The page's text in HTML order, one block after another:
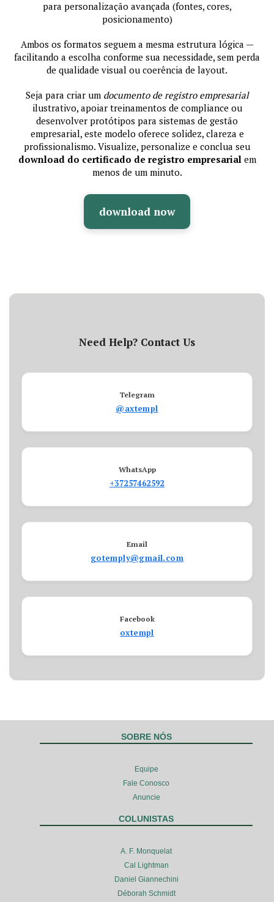
para personalização avançada (fontes, cores,
posicionamento)
Ambos os formatos seguem a mesma estrutura lógica —
facilitando a escolha conforme sua necessidade, sem perda
de qualidade visual ou coerência de layout.
Seja para criar um documento de registro empresarial
ilustrativo, apoiar treinamentos de compliance ou
desenvolver protótipos para sistemas de gestão
empresarial, este modelo oferece solidez, clareza e
profissionalismo. Visualize, personalize e conclua seu
download do certificado de registro empresarial em
menos de um minuto.
download now
Need Help? Contact Us
Telegram
@axtempl
WhatsApp
+37257462592
Email
gotemply@gmail.com
Facebook
oxtempl
SOBRE NÓS
Equipe
Fale Conosco
Anuncie
COLUNISTAS
A. F. Monquelat
Cal Lightman
Daniel Giannechini
Déborah Schmidt